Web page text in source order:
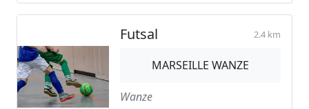
Futsal 2.4 km
MARSEILLE WANZE
Wanze